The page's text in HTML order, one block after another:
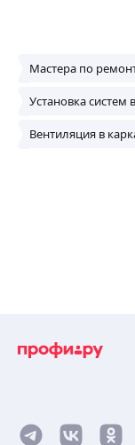
Мастера по
Установка
Вентиляция в